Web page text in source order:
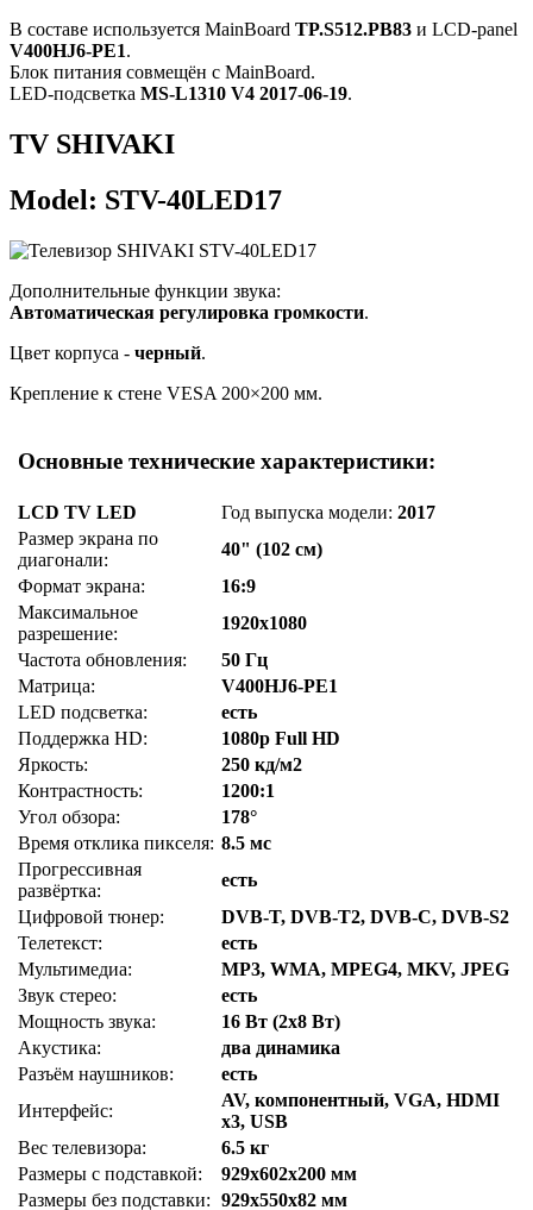
В составе используется MainBoard TP.S512.PB83 и LCD-panel
V400HJ6-PE1.
Блок питания совмещён с MainBoard.
LED-подсветка MS-L1310 V4 2017-06-19.
TV SHIVAKI
Model: STV-40LED17
Дополнительные функции звука:
Автоматическая регулировка громкости.
Цвет корпуса - черный.
Крепление к стене VESA 200×200 мм.
Основные технические характеристики:
LCD TV LED Год выпуска модели:2017
Размер экрана по
диагонали:
40" (102 см)
Формат экрана:
16:9
Максимальное
разрешение:
1920x1080
Частота обновления:
50 Гц
Матрица:
V400HJ6-PE1
LED подсветка:
есть
Поддержка HD:
1080p Full HD
Яркость:
250 кд/м2
Контрастность:
1200:1
Угол обзора:
178°
Время отклика пикселя: 8.5 мс
Прогрессивная
развёртка:
есть
Цифровой тюнер:
DVB-T, DVB-T2, DVB-C, DVB-S2
Телетекст:
есть
Мультимедиа:
MP3, WMA, MPEG4, MKV, JPEG
Звук стерео:
есть
Мощность звука:
16 Вт (2х8 Вт)
Акустика:
два динамика
Разъём наушников:
есть
Интерфейс:
AV, компонентный, VGA, HDMI
x3, USB
Вес телевизора:
6.5 кг
Размеры с подставкой:
929x602x200 мм
Размеры без подставки:
929x550x82 мм